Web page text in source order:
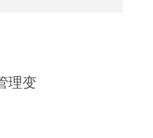
理变